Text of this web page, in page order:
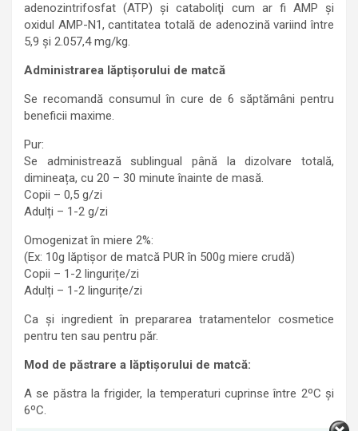
adenozintrifosfat (ATP) şi cataboliţi cum ar fi AMP şi
oxidul AMP-N1, cantitatea totală de adenozină variind între
5,9 şi 2.057,4 mg/kg.
Administrarea lăptișorului de matcă
Se recomandă consumul în cure de 6 săptămâni pentru
beneficii maxime.
Pur:
Se administrează sublingual până la dizolvare totală,
dimineața, cu 20 – 30 minute înainte de masă.
Copii – 0,5 g/zi
Adulți – 1-2 g/zi
Omogenizat în miere 2%:
(Ex: 10g lăptișor de matcă PUR în 500g miere crudă)
Copii – 1-2 lingurițe/zi
Adulți – 1-2 lingurițe/zi
Ca și ingredient în prepararea tratamentelor cosmetice
pentru ten sau pentru păr.
Mod de păstrare a lăptișorului de matcă:
A se păstra la frigider, la temperaturi cuprinse între 2ºC și
6ºC.